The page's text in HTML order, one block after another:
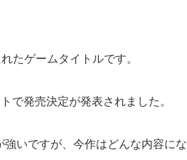
たゲームタイトルです。
で発売決定が発表されました。
いですが、今作はどんな内容にな